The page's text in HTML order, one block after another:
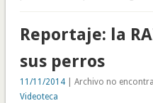
Reportaje: la
sus perros
11/11/2014| Archivo no
Videoteca